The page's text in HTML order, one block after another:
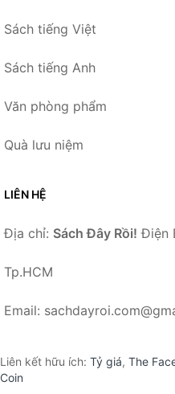
Sách tiếng Việt
Sách tiếng Anh
Văn phòng phẩm
Quà lưu niệm
LIÊN HỆ
Địa chỉ: Sách Đây Rồi! Điện
Tp.HCM
Email:
Liên kết hữu ích: Tỷ giá, The
Coin